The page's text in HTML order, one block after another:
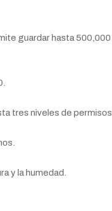
guardar hasta 500,000
tres niveles de permisos.
y la humedad.